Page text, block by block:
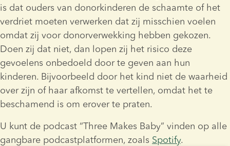
is dat ouders van donorkinderen de schaamte of het
verdriet moeten verwerken dat zij misschien voelen
omdat zij voor donorverwekking hebben gekozen.
Doen zij dat niet, dan lopen zij het risico deze
gevoelens onbedoeld door te geven aan hun
kinderen. Bijvoorbeeld door het kind niet de waarheid
over zijn of haar afkomst te vertellen, omdat het te
beschamend is om erover te praten.
U kunt de podcast “Three Makes Baby” vinden op alle
gangbare podcastplatformen, zoals Spotify.